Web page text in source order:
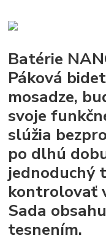
Batérie
Páková
mosadze,
svoje
slúžia
po dlhú
jednoduchý
kontrolovať
Sada
tesnením.